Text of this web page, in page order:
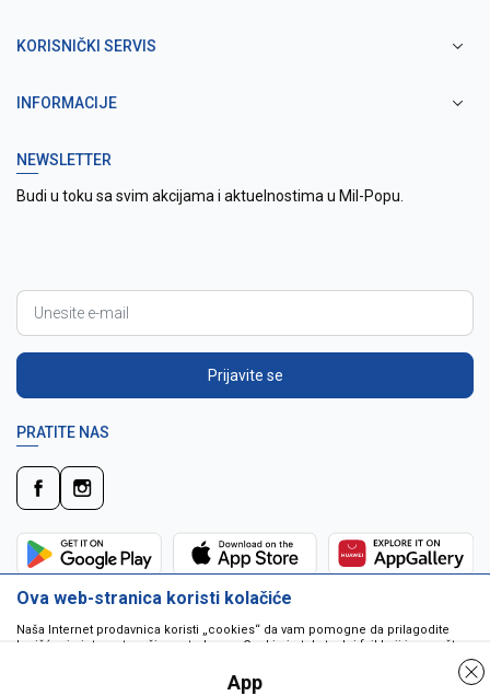
KORISNIČKI SERVIS
INFORMACIJE
NEWSLETTER
Budi u toku sa svim akcijama i aktuelnostima u Mil-Popu.
Prijavite se
PRATITE NAS
Ova web-stranica koristi kolačiće
Naša Internet prodavnica koristi „cookies“ da vam pomogne da prilagodite
korišćenje interneta vašim potrebama. Cookie je tekstualni fajl koji je smešten
da pokrenu program ili da isporuče virus vašem računaru. Cookie-i su
jedinstveno dodeljeni vama, i jedino mogu biti pročitani od strane web servera
App